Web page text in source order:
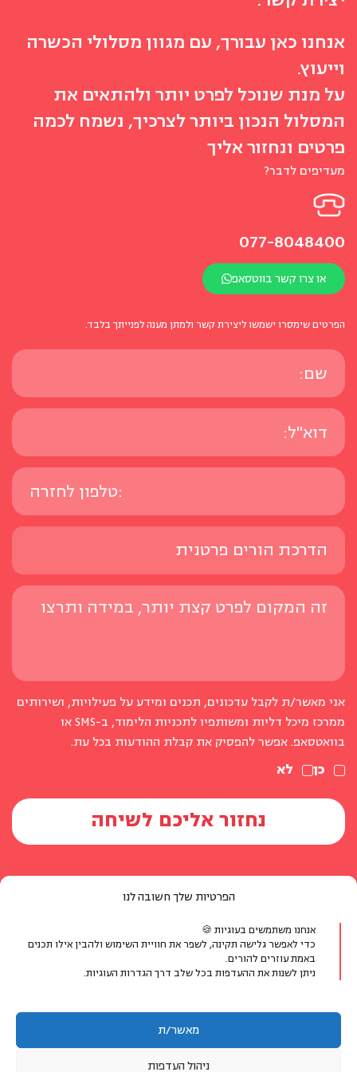
הפרטיות שלך חשובה לנו
אנחנו משתמשים בעוגיות 🍪
כדי לאפשר גלישה תקינה, לשפר את חוויית השימוש ולהבין אילו תכנים
באמת עוזרים להורים.
ניתן לשנות את ההעדפות בכל שלב דרך הגדרות העוגיות.
מאשר/ת
ניהול העדפות
אנחנו כאן עבורך, עם מגוון מסלולי הכשרה
וייעוץ.
על מנת שנוכל לפרט יותר ולהתאים את
המסלול הנכון ביותר לצרכיך, נשמח לכמה
פרטים ונחזור אליך
מעדיפים לדבר?
077-8048400
או צרו קשר בווטסאפ
הפרטים שימסרו ישמשו ליצירת קשר ולמתן מענה לפנייתך בלבד.
אני מאשר/ת לקבל עדכונים, תכנים ומידע על פעילויות, ושירותים
ממרכז מיכל דליות ומשותפיו לתכניות הלימוד, ב-SMS או
בוואטסאפ. אפשר להפסיק את קבלת ההודעות בכל עת.
כן
לא
יצירת קשר
טלפון:
אימייל:info@michaldalyot.co.il